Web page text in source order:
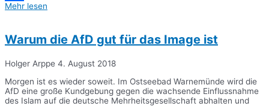
Teilen
Mehr lesen
Warum die AfD gut für das Image ist
Holger Arppe 4. August 2018
Morgen ist es wieder soweit. Im Ostseebad Warnemünde wird die
AfD eine große Kundgebung gegen die wachsende Einflussnahme
des Islam auf die deutsche Mehrheitsgesellschaft abhalten und